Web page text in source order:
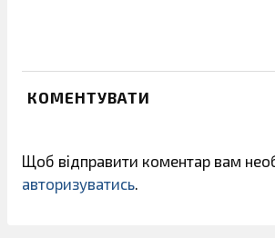
КОМЕНТУВАТИ
Щоб відправити коментар вам
авторизуватись